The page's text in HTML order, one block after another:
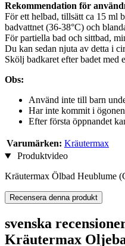
Rekommendation för
För ett helbad, tillsätt ca 15 ml
badvattnet (36-38°C) och
För partiella bad och sittbad,
Du kan sedan njuta av detta i
Skölj badkaret efter badet med
Obs:
Använd inte till barn
Har inte kommit i
Efter första öppnandet
Varumärken: Kräutermax
Produktvideo
Kräutermax Ölbad Heublume
Recensera denna produkt
svenska
Kräutermax